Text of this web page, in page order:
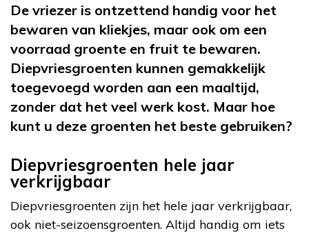
De vriezer is ontzettend handig voor het
bewaren van kliekjes, maar ook om een
voorraad groente en fruit te bewaren.
Diepvriesgroenten kunnen gemakkelijk
toegevoegd worden aan een maaltijd,
zonder dat het veel werk kost. Maar hoe
kunt u deze groenten het beste gebruiken?
Diepvriesgroenten hele jaar
verkrijgbaar
Diepvriesgroenten zijn het hele jaar verkrijgbaar,
ook niet-seizoensgroenten. Altijd handig om iets